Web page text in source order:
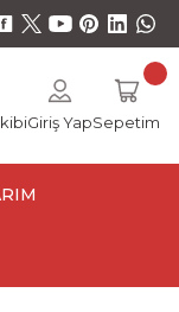
Giriş YapSepetim